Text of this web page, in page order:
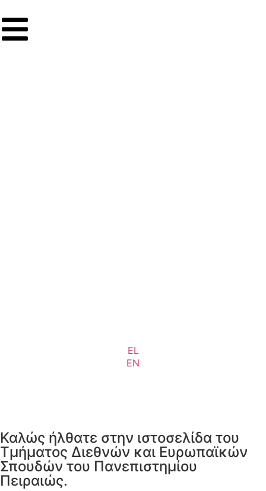
EL
EN
Καλώς ήλθατε στην ιστοσελίδα του
Τμήματος Διεθνών και Ευρωπαϊκών
Σπουδών του Πανεπιστημίου
Πειραιώς.